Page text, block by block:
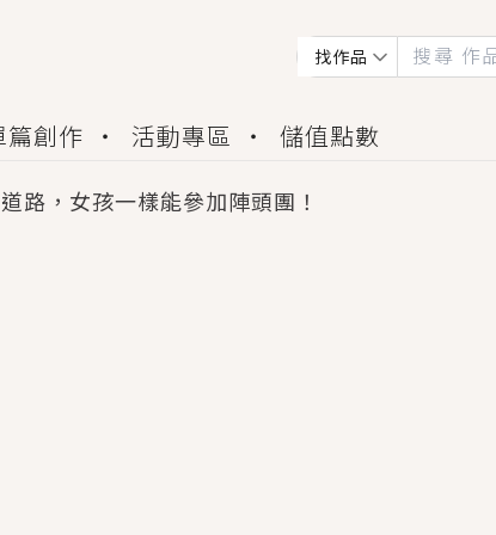
找作品
篇創作 活動專區 儲值點數
路，女孩一樣能參加陣頭團！
廣宣資源、專屬服務與獨享福利！
什麼？》追妻火葬場！前夫失憶移情別戀，她
的香氣、互相愛慕的兩位少女，今夏最推純愛
，無法抗拒的吸引力，已中毒Σ>―(〃°ω°〃
型，但現實中買下的竟是屬於他的停屍櫃？！
也無法改變的永恆， 他的一生將不由自主追逐